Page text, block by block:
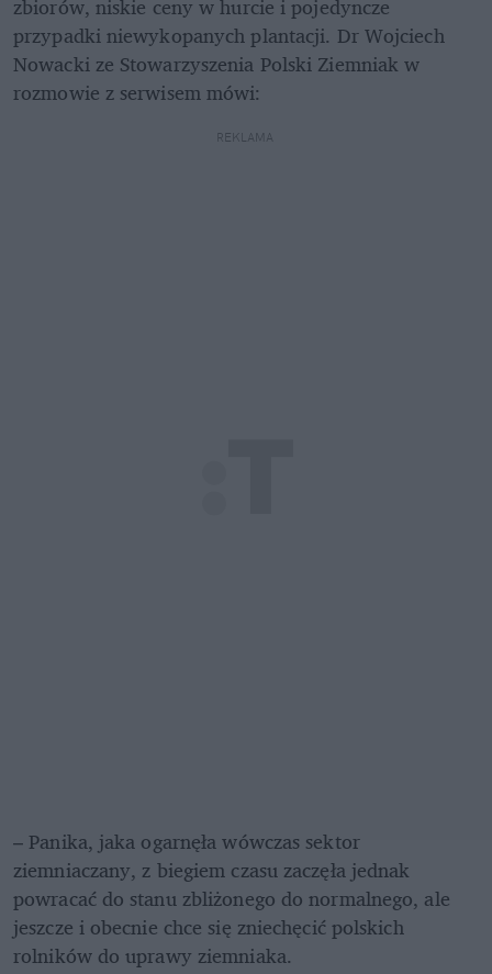
zbiorów, niskie ceny w hurcie i pojedyncze
przypadki niewykopanych plantacji. Dr Wojciech
Nowacki ze Stowarzyszenia Polski Ziemniak w
rozmowie z serwisem mówi:
REKLAMA
– Panika, jaka ogarnęła wówczas sektor
ziemniaczany, z biegiem czasu zaczęła jednak
powracać do stanu zbliżonego do normalnego, ale
jeszcze i obecnie chce się zniechęcić polskich
rolników do uprawy ziemniaka.